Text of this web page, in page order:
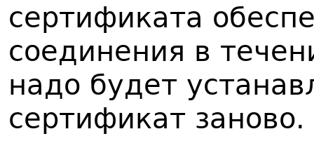
сертификата
соединения в
надо будет
сертификат заново.